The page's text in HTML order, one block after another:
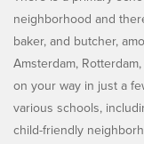
neighborhood and
baker, and butcher,
Amsterdam,
on your way in just a
various schools,
child-friendly